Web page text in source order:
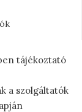
tájékoztató
a szolgáltatók